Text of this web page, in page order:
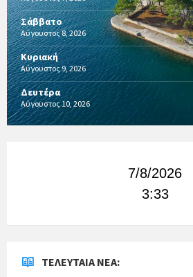
Σάββατο
Αύγουστος 8, 2026
Κυριακή
Αύγουστος 9, 2026
Δευτέρα
Αύγουστος 10, 2026
7/8/2026
3:33
ΤΕΛΕΥΤΑΊΑ ΝΈΑ: